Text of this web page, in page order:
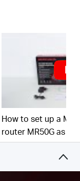
votre
à des
- La technologie
temps,
How to set up a
router MR50G as an